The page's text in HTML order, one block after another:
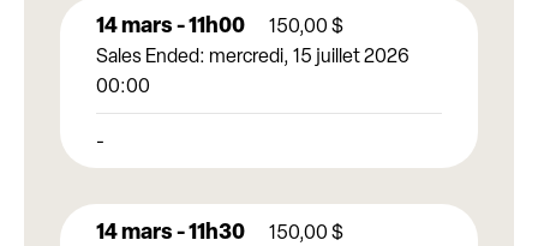
14 mars - 11h00 150,00$
Sales Ended: mercredi, 15 juillet 2026
00:00
-
14 mars - 11h30 150,00$